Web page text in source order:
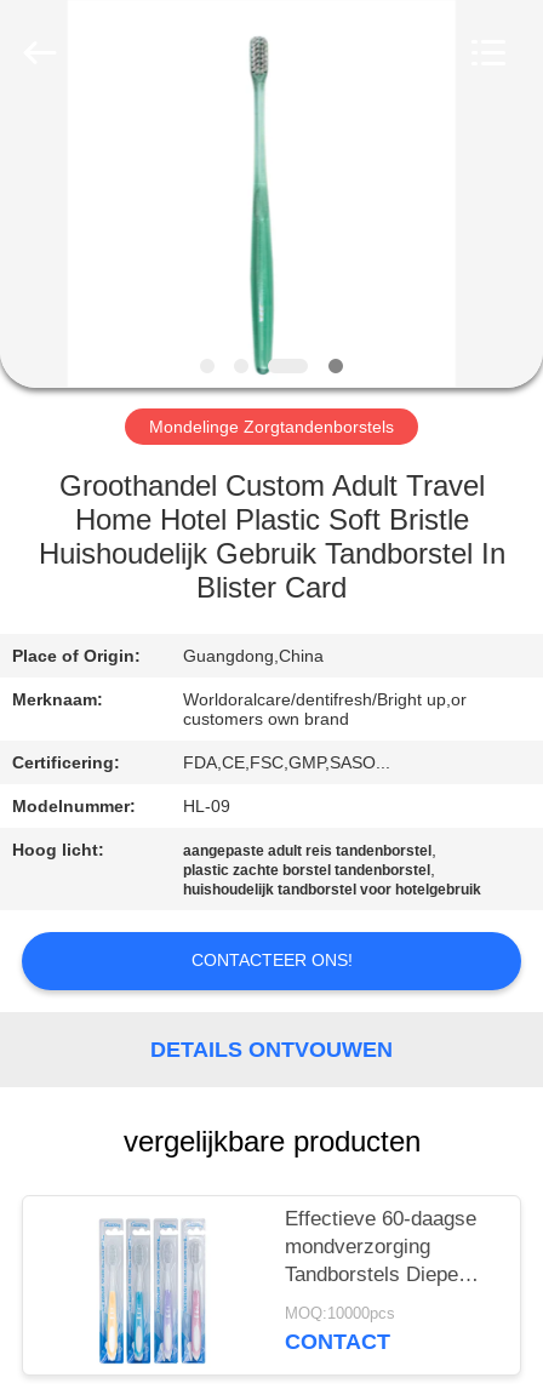
ONGEVEER
ONS
FABRIEKSREIS
KWALITEITSCONTROLE
ONS
OM
EEN
CITAAT
SITEMAP
Mondelinge Zorgtandenborstels
Groothandel Custom Adult Travel
Home Hotel Plastic Soft Bristle
Huishoudelijk Gebruik Tandborstel In
Blister Card
Place of Origin: Guangdong,China
Merknaam:
Worldoralcare/dentifresh/Bright up,or
customers own brand
Certificering: FDA,CE,FSC,GMP,SASO...
Modelnummer: HL-09
Hoog licht: aangepaste adult reis tandenborstel ,
plastic zachte borstel tandenborstel ,
huishoudelijk tandborstel voor hotelgebruik
CONTACTEER ONS!
DETAILS ONTVOUWEN
vergelijkbare producten
Effectieve 60-daagse
mondverzorging
Tandborstels Diepe
bacteriën verwijderen
Zachtjes reinigen
MOQ:10000pcs
CONTACT